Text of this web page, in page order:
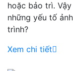
hoặc bảo trì.
những yếu tố
trình?
Xem chi tiết